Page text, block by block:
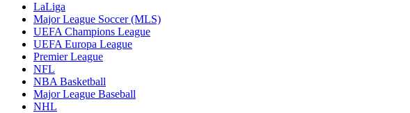
LaLiga
Major League Soccer (MLS)
UEFA Champions League
UEFA Europa League
Premier League
NFL
NBA Basketball
Major League Baseball
NHL